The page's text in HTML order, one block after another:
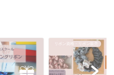
リボン資格・リボン販売